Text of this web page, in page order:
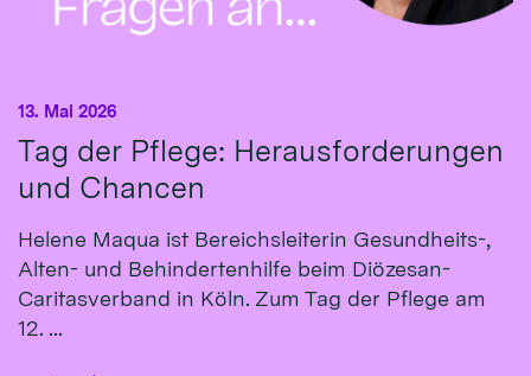
Tag der Pflege: Herausforderungen
und Chancen
13. Mai 2026
Helene Maqua ist Bereichsleiterin Gesundheits-,
Alten- und Behindertenhilfe beim Diözesan-
Caritasverband in Köln. Zum Tag der Pflege am
12. ...